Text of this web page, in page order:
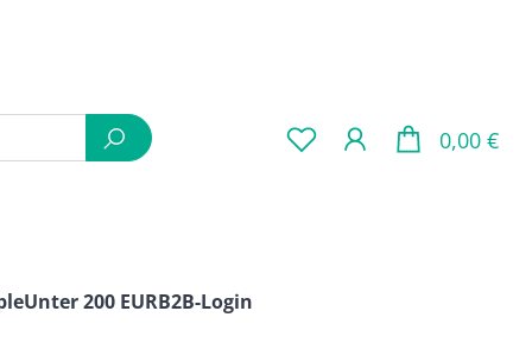
0,00 €
Unter 200 EURB2B-Login